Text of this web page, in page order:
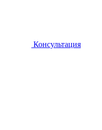
Консультация